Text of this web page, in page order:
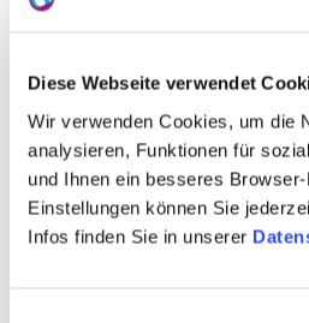
Diese Webseite verwendet
Wir verwenden Cookies, um die
analysieren, Funktionen für
und Ihnen ein besseres
Einstellungen können Sie
Infos finden Sie in unserer